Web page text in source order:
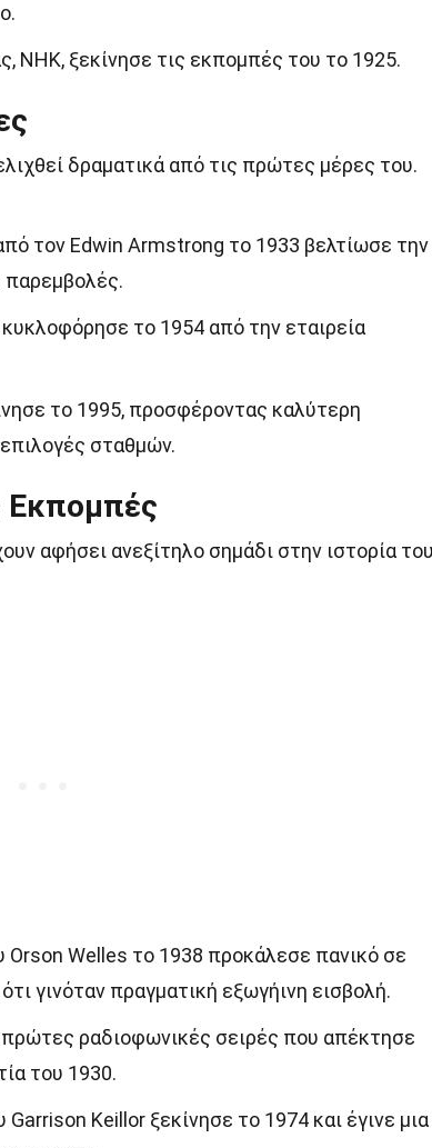
NHK, ξεκίνησε τις εκπομπές του το 1925.
δραματικά από τις πρώτες μέρες του.
τον Edwin Armstrong το 1933 βελτίωσε την
παρεμβολές.
το 1954 από την εταιρεία
το 1995, προσφέροντας καλύτερη
σταθμών.
Εκπομπές
αφήσει ανεξίτηλο σημάδι στην ιστορία
Welles το 1938 προκάλεσε πανικό σε
γινόταν πραγματική εξωγήινη εισβολή.
ραδιοφωνικές σειρές που απέκτησε
του 1930.
Keillor ξεκίνησε το 1974 και έγινε μια